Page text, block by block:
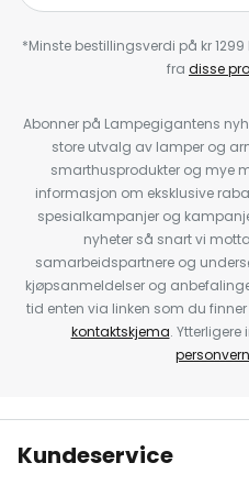
*Minste bestillingsverdi på kr
fra disse
Abonner på Lampegigantens
store utvalg av lamper og
smarthusprodukter og mye
informasjon om eksklusive
spesialkampanjer og
nyheter så snart vi
samarbeidspartnere og
kjøpsanmeldelser og
tid enten via linken som du
kontaktskjema.
Kundeservice